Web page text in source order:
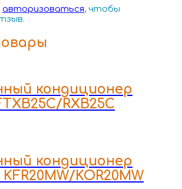
авторизоваться, чтобы
кондиционер
RXB25C
кондиционер
KOR20MW